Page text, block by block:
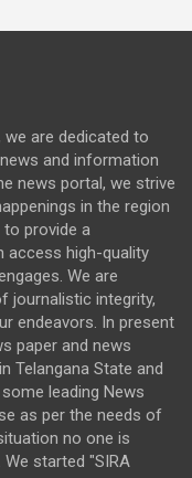
are dedicated to
and information
news portal, we strive
in the region
to provide a
access high-quality
We are
journalistic integrity,
endeavors. In present
paper and news
Telangana State and
leading News
as per the needs of
no one is
started "SIRA